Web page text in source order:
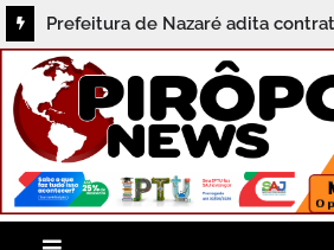
Prefeitura de Nazaré adita
mil e população cobra prestação
serviços